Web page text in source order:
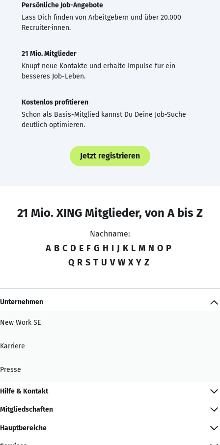
Persönliche Job-Angebote
Lass Dich finden von Arbeitgebern und über 20.000
Recruiter·innen.
21 Mio. Mitglieder
Knüpf neue Kontakte und erhalte Impulse für ein
besseres Job-Leben.
Kostenlos profitieren
Schon als Basis-Mitglied kannst Du Deine Job-Suche
deutlich optimieren.
Jetzt registrieren
21 Mio. XING Mitglieder, von A bis Z
Nachname:
A B C D E F G H I J K L M N O P
Q R S T U V W X Y Z
Unternehmen
New Work SE
Karriere
Presse
Hilfe & Kontakt
Mitgliedschaften
Hauptbereiche